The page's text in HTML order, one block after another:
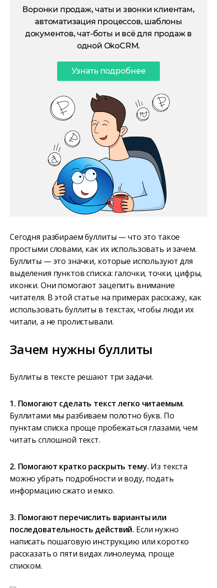
Воронки продаж, чаты и звонки клиентам,
автоматизация процессов, шаблоны
документов, чат-боты и всё для продаж в
одной OkoCRM.
Узнать подробнее
Сегодня разбираем буллиты — что это такое
простыми словами, как их использовать и зачем.
Буллиты — это значки, которые используют для
выделения пунктов списка: галочки, точки, цифры,
иконки. Они помогают зацепить внимание
читателя. В этой статье на примерах расскажу, как
использовать буллиты в текстах, чтобы люди их
читали, а не пролистывали.
Зачем нужны буллиты
Буллиты в тексте решают три задачи.
1. Помогают сделать текст легко читаемым.
Буллитами мы разбиваем полотно букв. По
пунктам списка проще пробежаться глазами, чем
читать сплошной текст.
2. Помогают кратко раскрыть тему. Из текста
можно убрать подробности и воду, подать
информацию сжато и емко.
3. Помогают перечислить варианты или
последовательность действий. Если нужно
написать пошаговую инструкцию или коротко
рассказать о пяти видах линолеума, проще
списком.